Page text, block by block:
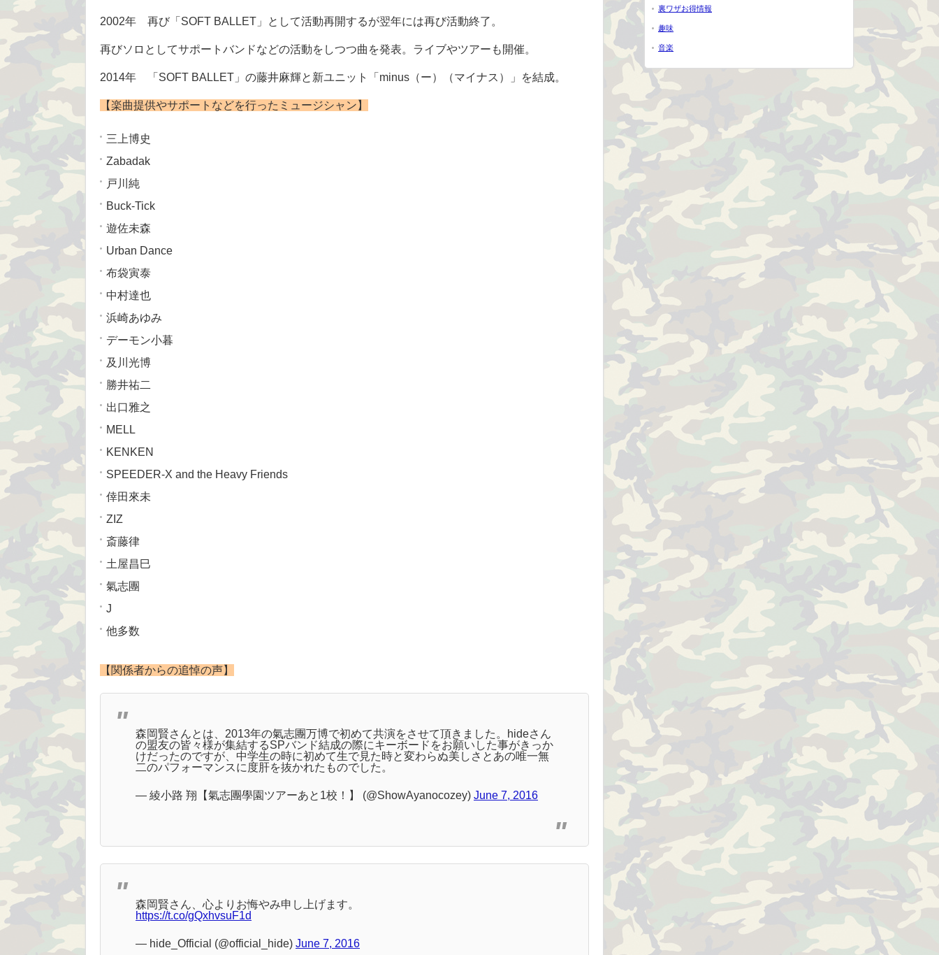
2002年 再び「SOFT BALLET」として活動再開するが翌年には再び活動終了。
再びソロとしてサポートバンドなどの活動をしつつ曲を発表。ライブやツアーも開催。
2014年 「SOFT BALLET」の藤井麻輝と新ユニット「minus（ー）（マイナス）」を結成。
【楽曲提供やサポートなどを行ったミュージシャン】
三上博史
Zabadak
戸川純
Buck-Tick
遊佐未森
Urban Dance
布袋寅泰
中村達也
浜崎あゆみ
デーモン小暮
及川光博
勝井祐二
出口雅之
MELL
KENKEN
SPEEDER-X and the Heavy Friends
倖田來未
ZIZ
斎藤律
土屋昌巳
氣志團
J
他多数
【関係者からの追悼の声】
森岡賢さんとは、2013年の氣志團万博で初めて共演をさせて頂きました。hideさん
の盟友の皆々様が集結するSPバンド結成の際にキーボードをお願いした事がきっか
けだったのですが、中学生の時に初めて生で見た時と変わらぬ美しさとあの唯一無
二のパフォーマンスに度肝を抜かれたものでした。
— 綾小路 翔【氣志團學園ツアーあと1校！】 (@ShowAyanocozey) June 7, 2016
森岡賢さん、心よりお悔やみ申し上げます。
https://t.co/gQxhvsuF1d
— hide_Official (@official_hide) June 7, 2016
裏ワザお得情報
趣味
音楽